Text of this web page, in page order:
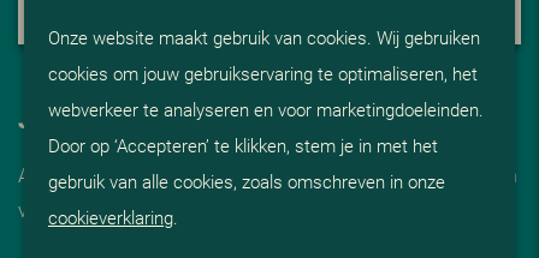
JOB ALERT
Automatisch op de hoogte van onze vacatures? Schrijf je in
voor dejob alert
Onze website maakt gebruik van cookies. Wij gebruiken
cookies om jouw gebruikservaring te optimaliseren, het
webverkeer te analyseren en voor marketingdoeleinden.
Door op ‘Accepteren’ te klikken, stem je in met het
gebruik van alle cookies, zoals omschreven in onze
cookieverklaring